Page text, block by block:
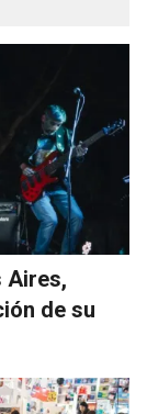
Aires,
de su